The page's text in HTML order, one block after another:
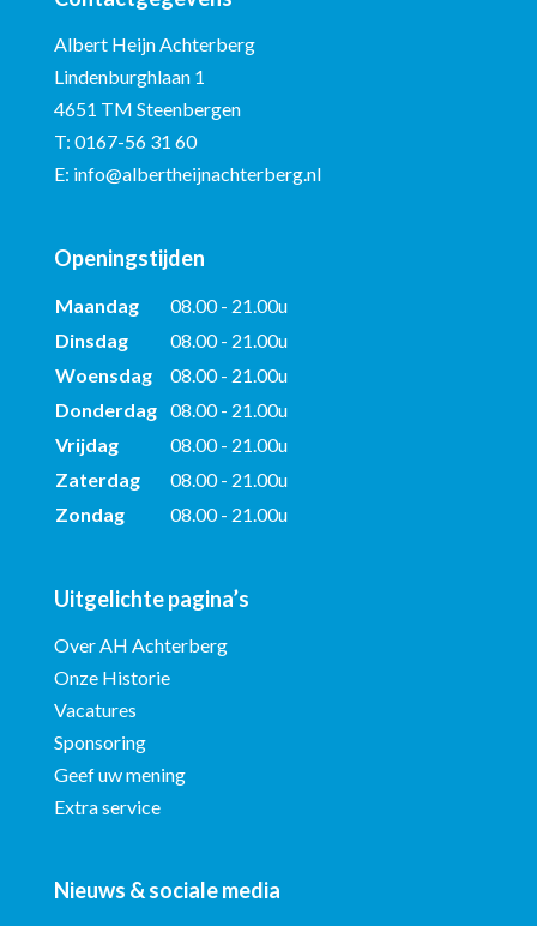
Albert Heijn Achterberg
Lindenburghlaan 1
4651 TM Steenbergen
T: 0167-56 31 60
E: info@albertheijnachterberg.nl
Openingstijden
Maandag
08.00 - 21.00u
Dinsdag
08.00 - 21.00u
Woensdag
08.00 - 21.00u
Donderdag 08.00 - 21.00u
Vrijdag
08.00 - 21.00u
Zaterdag
08.00 - 21.00u
Zondag
08.00 - 21.00u
Uitgelichte pagina’s
Over AH Achterberg
Onze Historie
Vacatures
Sponsoring
Geef uw mening
Extra service
Nieuws & sociale media